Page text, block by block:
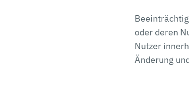
oder deren
Nutzer
Änderung